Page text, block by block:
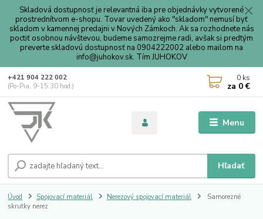
Skladová dostupnosť je relevantná iba pre objednávky vytvorené
prostrednítvom e-shopu. Tovar uvedený ako "skladom" nemusí byť
skladom v kamennej predajni v Nových Zámkoch. Ak sa rozhodnete nás
poctiť osobnou návštevou, budeme samozrejme radi, avšak si predtým
preverte skladovú dostupnosť na 0904222002 alebo mailom na
info@juhokov.sk. Tím JUHOKOV
Menu
Hľadať
+421 904 222 002
(Po-Pia, 9-15.30 hod.)
0 ks
za 0 €
Úvod Spojovací materiál Nerezový spojovací materiál
Samorezné
skrutky nerez